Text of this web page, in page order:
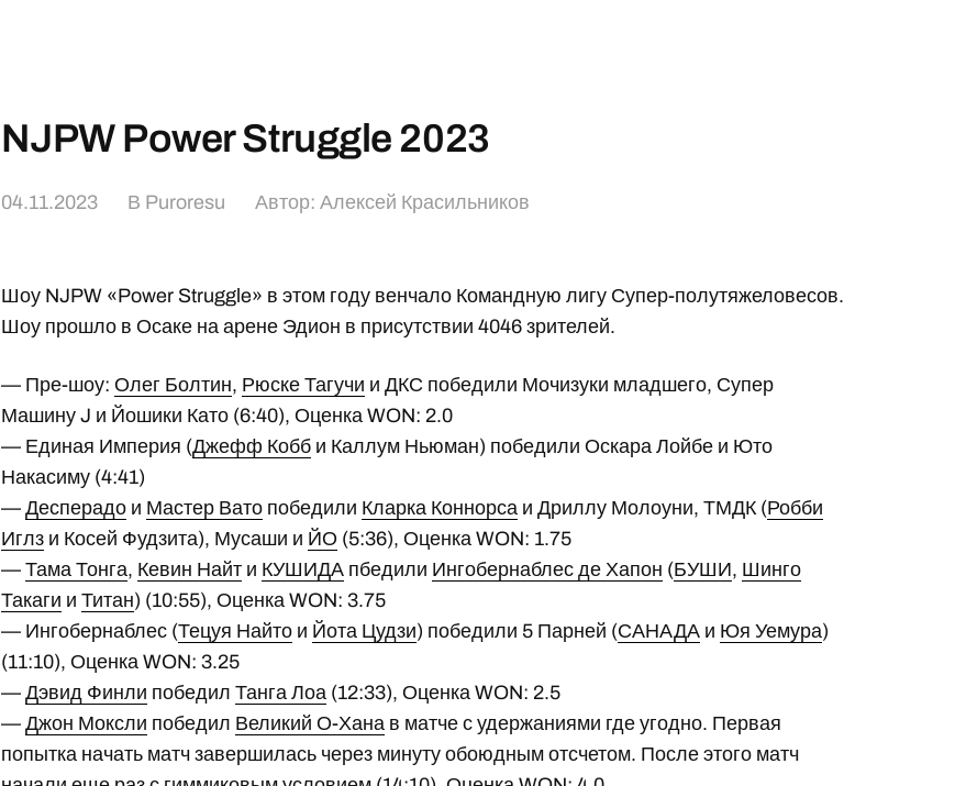
NJPW Power Struggle 2023
04.11.2023 В Puroresu Автор:Алексей Красильников
Шоу NJPW «Power Struggle» в этом году венчало Командную лигу Супер-полутяжеловесов.
Шоу прошло в Осаке на арене Эдион в присутствии 4046 зрителей.
— Пре-шоу:Олег Болтин, Рюске Тагучи и ДКС победили Мочизуки младшего, Супер
Машину J и Йошики Като (6:40), Оценка WON: 2.0
— Единая Империя (Джефф Кобб и Каллум Ньюман) победили Оскара Лойбе и Юто
Накасиму (4:41)
—Десперадо и Мастер Вато победили Кларка Коннорса и Дриллу Молоуни, ТМДК (Робби
Иглз и Косей Фудзита), Мусаши и ЙО (5:36), Оценка WON: 1.75
—Тама Тонга, Кевин Найт и КУШИДА пбедили Ингобернаблес де Хапон (БУШИ, Шинго
Такаги иТитан) (10:55), Оценка WON: 3.75
— Ингобернаблес (Тецуя Найто и Йота Цудзи) победили 5 Парней (САНАДА и Юя Уемура)
(11:10), Оценка WON: 3.25
—Дэвид Финли победилТанга Лоа (12:33), Оценка WON: 2.5
—Джон Моксли победил Великий О-Хана в матче с удержаниями где угодно. Первая
попытка начать матч завершилась через минуту обоюдным отсчетом. После этого матч